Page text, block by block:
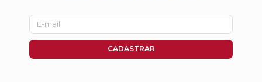
E-
mail
CADASTRAR